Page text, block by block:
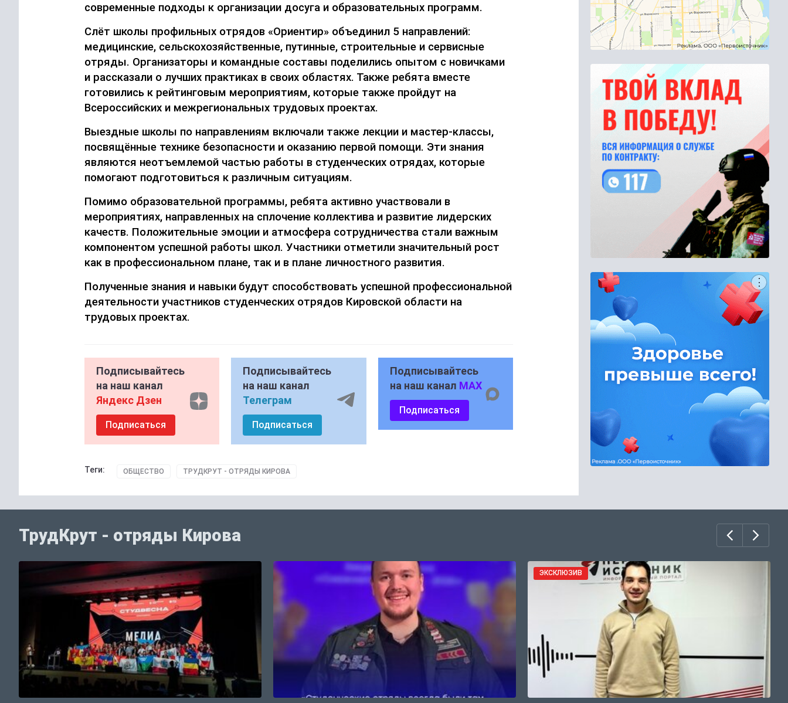
современные подходы к организации досуга и образовательных программ.
Слёт школы профильных отрядов «Ориентир» объединил 5 направлений:
медицинские, сельскохозяйственные, путинные, строительные и сервисные
отряды. Организаторы и командные составы поделились опытом с новичками
и рассказали о лучших практиках в своих областях. Также ребята вместе
готовились к рейтинговым мероприятиям, которые также пройдут на
Всероссийских и межрегиональных трудовых проектах.
Выездные школы по направлениям включали также лекции и мастер-классы,
посвящённые технике безопасности и оказанию первой помощи. Эти знания
являются неотъемлемой частью работы в студенческих отрядах, которые
помогают подготовиться к различным ситуациям.
Помимо образовательной программы, ребята активно участвовали в
мероприятиях, направленных на сплочение коллектива и развитие лидерских
качеств. Положительные эмоции и атмосфера сотрудничества стали важным
компонентом успешной работы школ. Участники отметили значительный рост
как в профессиональном плане, так и в плане личностного развития.
Полученные знания и навыки будут способствовать успешной профессиональной
деятельности участников студенческих отрядов Кировской области на
трудовых проектах.
Подписывайтесь
на наш канал
Яндекс Дзен
Подписаться
Подписывайтесь
на наш канал
Телеграм
Подписаться
Подписывайтесь
на наш канал MAX
Подписаться
Теги: ОБЩЕСТВО ТРУДКРУТ - ОТРЯДЫ КИРОВА
ТрудКрут - отряды Кирова
ЭКСКЛЮЗИВ